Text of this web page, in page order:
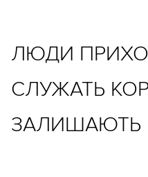
ЛЮДИ
СЛУЖАТЬ
ЗАЛИШАЮТЬ